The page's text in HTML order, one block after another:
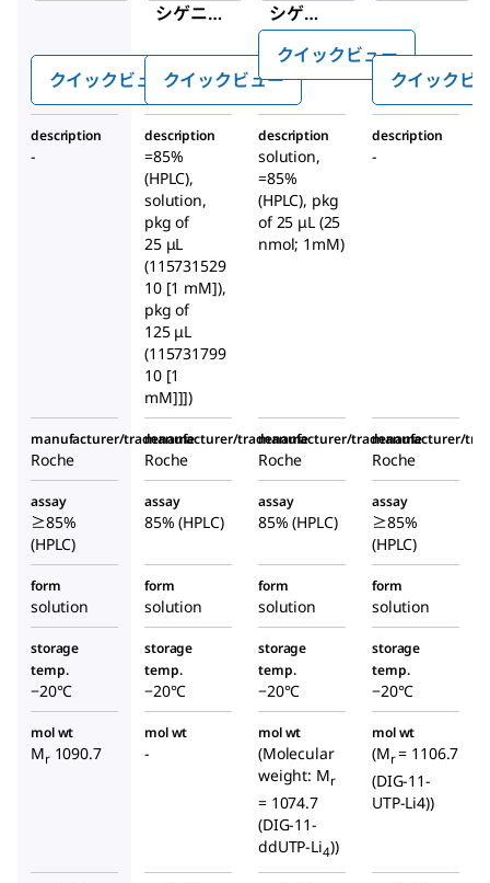
シゲニ
アルカ
リに安
定
クイックビュー
シゲニ
dUTP
カリで
不安定
クイックビュー
クイックビュー
クイックビ
description
-
description
=85%
(HPLC),
solution,
pkg of
25 μL
(115731529
10 [1 mM]),
pkg of
125 μL
(115731799
10 [1
mM]]])
description
solution,
=85%
(HPLC), pkg
of 25 μL (25
nmol; 1mM)
description
-
manufacturer/tradename
Roche
manufacturer/tradename
Roche
manufacturer/tradename
Roche
manufacturer/
Roche
assay
≥85%
(HPLC)
assay
85% (HPLC)
assay
85% (HPLC)
assay
≥85%
(HPLC)
form
solution
form
solution
form
solution
form
solution
storage
temp.
−20°C
storage
temp.
−20°C
storage
temp.
−20°C
storage
temp.
−20°C
mol wt
Mr1090.7
mol wt
-
mol wt
(Molecular
weight: Mr
= 1074.7
(DIG-11-
ddUTP-Li4))
mol wt
(Mr= 1106.7
(DIG-11-
UTP-Li4))